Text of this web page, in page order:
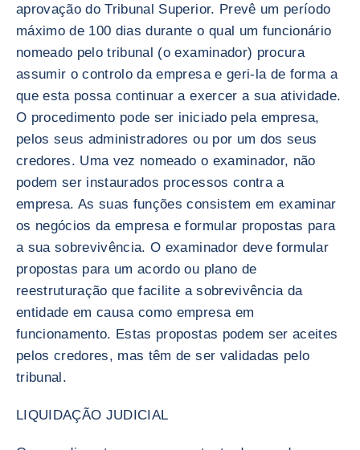
aprovação do Tribunal Superior. Prevê um período
máximo de 100 dias durante o qual um funcionário
nomeado pelo tribunal (o examinador) procura
assumir o controlo da empresa e geri-la de forma a
que esta possa continuar a exercer a sua atividade.
O procedimento pode ser iniciado pela empresa,
pelos seus administradores ou por um dos seus
credores. Uma vez nomeado o examinador, não
podem ser instaurados processos contra a
empresa. As suas funções consistem em examinar
os negócios da empresa e formular propostas para
a sua sobrevivência. O examinador deve formular
propostas para um acordo ou plano de
reestruturação que facilite a sobrevivência da
entidade em causa como empresa em
funcionamento. Estas propostas podem ser aceites
pelos credores, mas têm de ser validadas pelo
tribunal.
LIQUIDAÇÃO JUDICIAL